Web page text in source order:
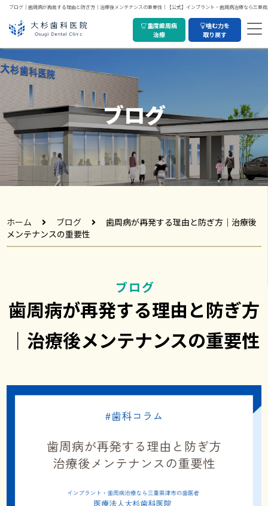
ブログ｜歯周病が再発する理由と防ぎ方｜治療後メンテナンスの重要性｜【公式】インプラント・歯周病治療なら三重
重度歯周病
治療
噛む力を
取り戻す
ブログ
ホーム ブログ
歯周病が再発する理由と防ぎ方｜治療後
メンテナンスの重要性
ブログ
歯周病が再発する理由と防ぎ方
｜治療後メンテナンスの重要性